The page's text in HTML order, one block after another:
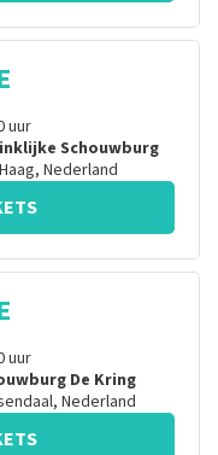
uur
Schouwburg
, Nederland
uur
De Kring
, Nederland